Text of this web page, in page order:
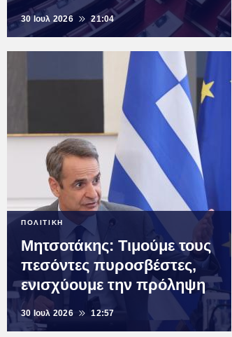
30 Ιουλ 2026 21:04
ΠΟΛΙΤΙΚΗ
Μητσοτάκης: Τιμούμε τους
πεσόντες πυροσβέστες,
ενισχύουμε την πρόληψη
30 Ιουλ 2026 12:57